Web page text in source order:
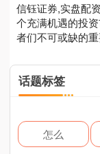
信钰证券,实盘配
个充满机遇的投
者们不可或缺的重
话题标签
怎么